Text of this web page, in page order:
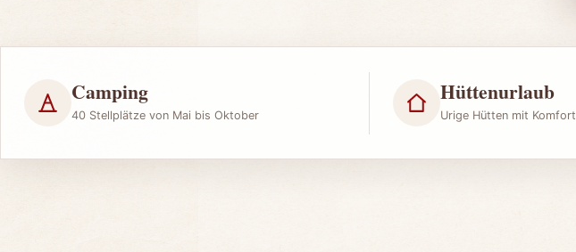
Camping
40 Stellplätze von Mai bis Oktober
Hüttenurlaub
Urige Hütten mit Komfort